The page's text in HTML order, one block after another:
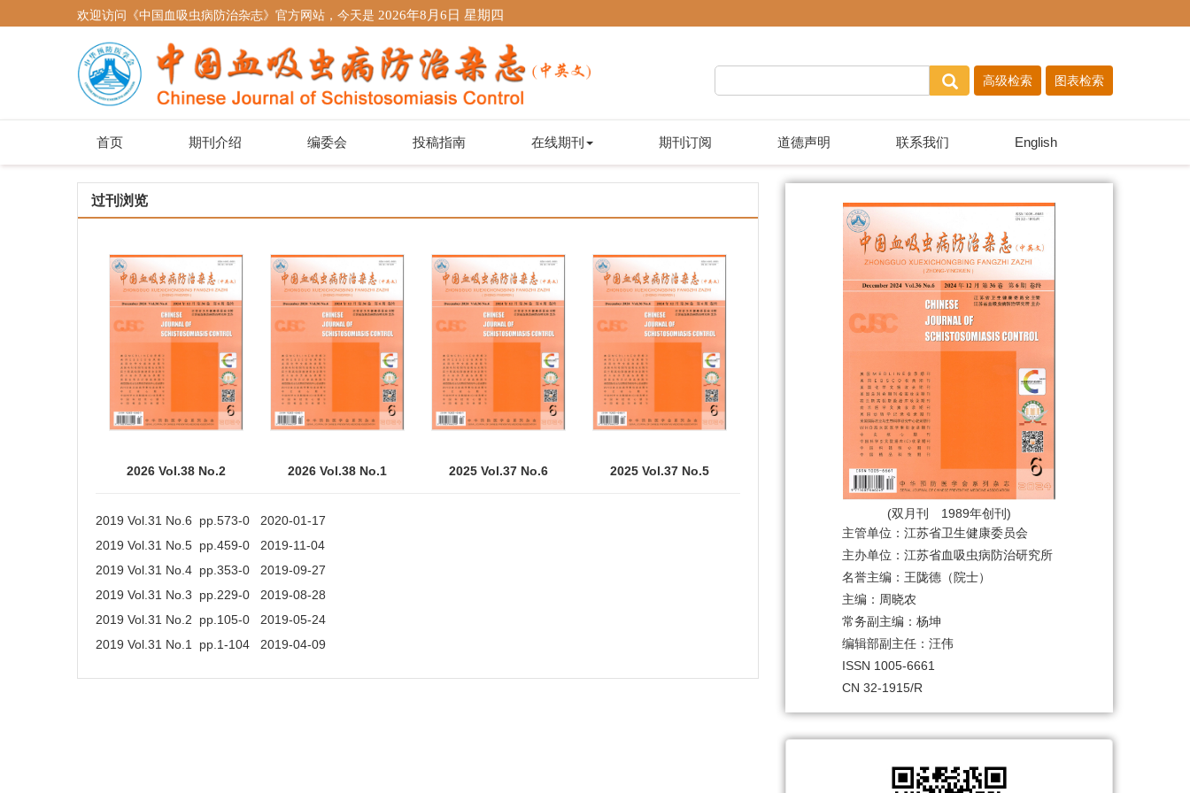
欢迎访问《中国血吸虫病防治杂志》官方网站，今天是 2026年8月6日 星期四
首页 期刊介绍 编委会 投稿指南 在线期刊 期刊订阅 道德声明 联系我们 English
过刊浏览
2026 Vol.38 No.2 2026 Vol.38 No.1 2025 Vol.37 No.6 2025 Vol.37 No.5
2019 Vol.31 No.6 pp.573-0 2020-01-17
2019 Vol.31 No.5 pp.459-0 2019-11-04
2019 Vol.31 No.4 pp.353-0 2019-09-27
2019 Vol.31 No.3 pp.229-0 2019-08-28
2019 Vol.31 No.2 pp.105-0 2019-05-24
2019 Vol.31 No.1 pp.1-104 2019-04-09
(双月刊 1989年创刊)
主管单位：江苏省卫生健康委员会
主办单位：江苏省血吸虫病防治研究所
名誉主编：王陇德（院士）
主编：周晓农
常务副主编：杨坤
编辑部副主任：汪伟
ISSN 1005-6661
CN 32-1915/R